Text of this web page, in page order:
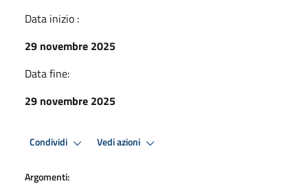
Data inizio :
29 novembre 2025
Data fine:
29 novembre 2025
Condividi Vedi azioni
Argomenti: